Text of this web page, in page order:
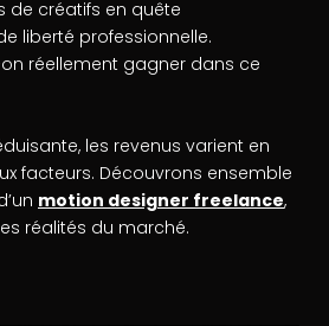
de créatifs en quête
liberté professionnelle.
réellement gagner dans ce
les revenus varient en
facteurs. Découvrons ensemble
motion designer freelance,
réalités du marché.